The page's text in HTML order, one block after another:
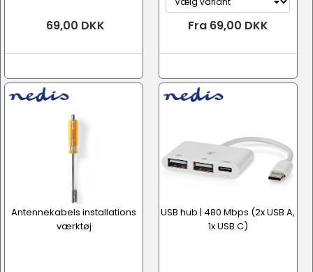
69,00 DKK Fra 69,00 DKK
Antennekabels installations
værktøj
USB hub | 480 Mbps (2x USB A,
1x USB C)